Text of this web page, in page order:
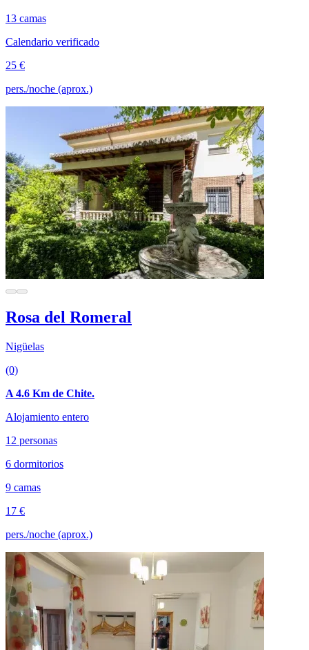
13 camas
Calendario verificado
25 €
pers./noche (aprox.)
Rosa del Romeral
Nigüelas
(0)
A 4.6 Km de Chite.
Alojamiento entero
12 personas
6 dormitorios
9 camas
17 €
pers./noche (aprox.)